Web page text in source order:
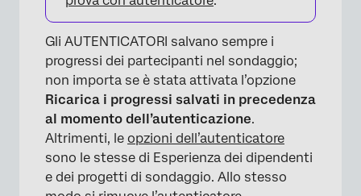
Gli AUTENTICATORI salvano sempre i
progressi dei partecipanti nel sondaggio;
non importa se è stata attivata l’opzione
Ricarica i progressi salvati in precedenza
al momento dell’autenticazione.
Altrimenti, le opzioni dell’autenticatore
sono le stesse di Esperienza dei dipendenti
e dei progetti di sondaggio. Allo stesso